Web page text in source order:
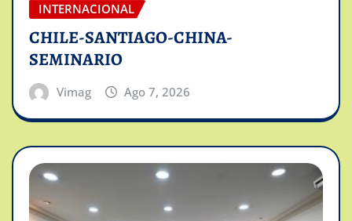
INTERNACIONAL
CHILE-SANTIAGO-CHINA-
SEMINARIO
Vimag Ago 7, 2026